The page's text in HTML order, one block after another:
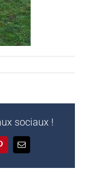
sociaux !
Email